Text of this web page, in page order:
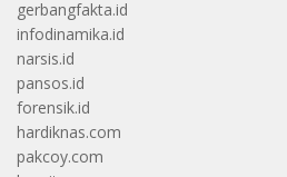
gerbangfakta.id
infodinamika.id
narsis.id
pansos.id
forensik.id
hardiknas.com
pakcoy.com